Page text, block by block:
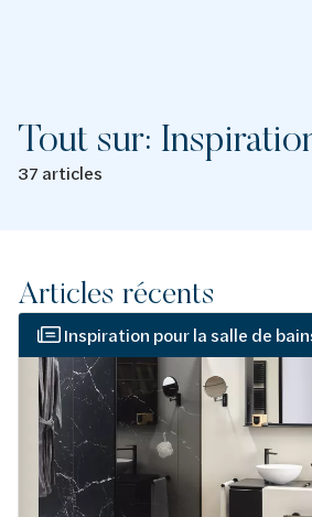
Tout sur:
37 articles
Articles récents
Inspiration pour la salle de